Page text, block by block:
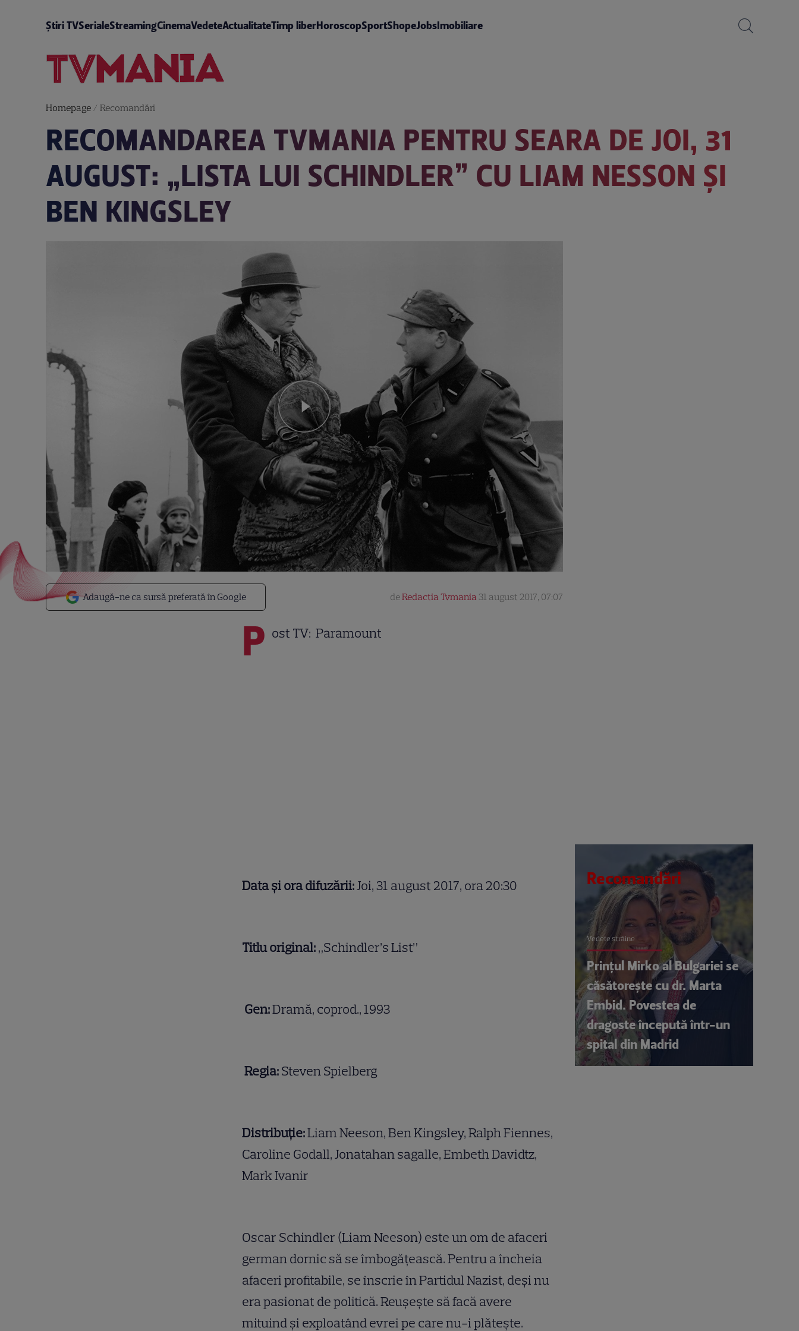
Știri TVSerialeStreamingCinemaVedeteActualitateTimp liberHoroscopSportShopeJobsImobiliare
Homepage/ Recomandări
RECOMANDAREA TVMANIA PENTRU SEARA DE JOI, 31
AUGUST: „LISTA LUI SCHINDLER” CU LIAM NESSON ȘI
BEN KINGSLEY
Adaugă-ne ca sursă preferată în Google deRedactia Tvmania 31 august 2017, 07:07
P ost TV: Paramount
Data și ora difuzării:Joi, 31 august 2017, ora 20:30
Titlu original:„Schindler’s List”
Gen:Dramă, coprod., 1993
Regia:Steven Spielberg
Distribuție:Liam Neeson, Ben Kingsley, Ralph Fiennes,
Caroline Godall, Jonatahan sagalle, Embeth Davidtz,
Mark Ivanir
Oscar Schindler (Liam Neeson) este un om de afaceri
german dornic să se îmbogăţească. Pentru a încheia
afaceri profitabile, se înscrie în Partidul Nazist, deşi nu
era pasionat de politică. Reu­şeşte să facă avere
mituind şi exploatând evrei pe care nu-i plăteşte.
Recomandări
Vedete străine
Prințul Mirko al Bulgariei se
căsătorește cu dr. Marta
Embid. Povestea de
dragoste începută într-un
spital din Madrid